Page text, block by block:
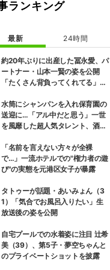
ランキング
最新 24時間
約20年ぶりに出産した冨永愛、パ
ートナー・山本一賢の姿を公開
「たくさん背負ってくれてる」感
水筒にシャンパンを入れ保育園の
送迎に…「アル中だと思う」一世
を風靡した超人気タレント、酒漬
「名前を言えない方々が全裸
で…」一流ホテルでの"権力者の遊
び"の実態を元港区女子が暴露
タトゥーが話題・あいみょん（3
1）「気合でお風呂入りたい」生
放送後の姿を公開
自宅プールでの水着姿に注目 辻希
美（39）、第5子・夢空ちゃんと
のプライベートショットを披露